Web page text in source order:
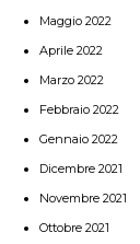
Maggio 2022
Aprile 2022
Marzo 2022
Febbraio 2022
Gennaio 2022
Dicembre 2021
Novembre 2021
Ottobre 2021